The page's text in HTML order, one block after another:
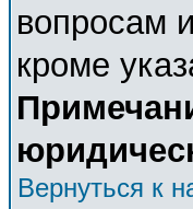
вопросам
кроме
Вернуться к